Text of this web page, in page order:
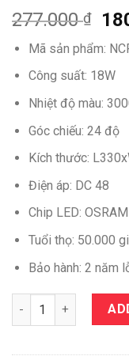
277.000₫
Mã sản phẩm:
Công suất: 18W
Nhiệt độ màu:
Góc chiếu: 24 độ
Kích thước:
Điện áp: DC 48
Chip LED: OSRAM
Tuổi thọ: 50.000
Bảo hành: 2 năm
Quantity